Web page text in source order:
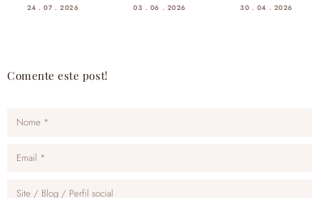
24 . 07 . 2026 03 . 06 . 2026 30 . 04 . 2026
Comente este post!